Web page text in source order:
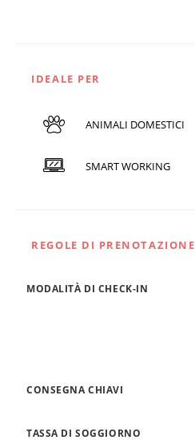
IDEALE PER
ANIMALI DOMESTICI
SMART WORKING
REGOLE DI PRENOTAZIONE
MODALITÀ DI CHECK-IN
CONSEGNA CHIAVI
TASSA DI SOGGIORNO